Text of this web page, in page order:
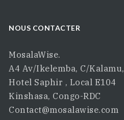
NOUS CONTACTER
MosalaWise.
A4 Av/Ikelemba, C/Kalamu,
Hotel Saphir , Local E104
Kinshasa, Congo-RDC
Contact@mosalawise.com